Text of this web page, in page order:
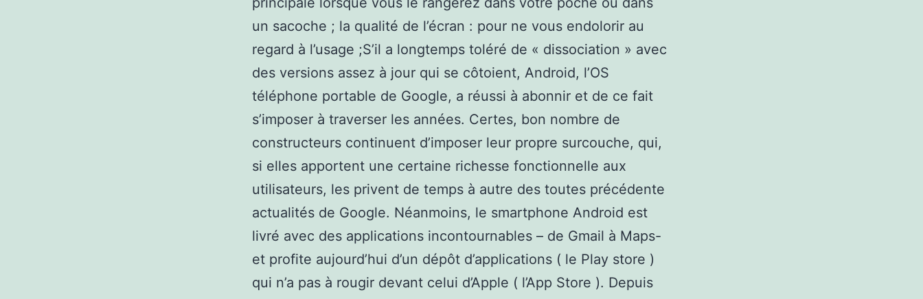
un sacoche ; la qualité de l’écran : pour ne vous endolorir au
regard à l’usage ;S’il a longtemps toléré de « dissociation » avec
des versions assez à jour qui se côtoient, Android, l’OS
téléphone portable de Google, a réussi à abonnir et de ce fait
s’imposer à traverser les années. Certes, bon nombre de
constructeurs continuent d’imposer leur propre surcouche, qui,
si elles apportent une certaine richesse fonctionnelle aux
utilisateurs, les privent de temps à autre des toutes précédente
actualités de Google. Néanmoins, le smartphone Android est
livré avec des applications incontournables – de Gmail à Maps-
et profite aujourd’hui d’un dépôt d’applications ( le Play store )
qui n’a pas à rougir devant celui d’Apple ( l’App Store ). Depuis